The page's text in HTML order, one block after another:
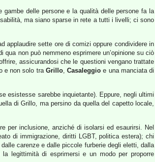
gambe delle persone e la qualità delle persone fa la
ma siano sparse in rete a tutti i livelli; ci sono
applaudire sette ore di comizi oppure condividere in
non può nemmeno esprimere un’opinione su ciò
assicurandosi che le questioni vengano trattate
e non solo tra Grillo,Casaleggio e una manciata di
esistesse sarebbe inquietante). Eppure, negli ultimi
di Grillo, ma persino da quella del capetto locale,
per inclusione, anziché di isolarsi ed esaurirsi. Nel
di immigrazione, diritti LGBT, politica estera); chi
carenze e dalle piccole furberie degli eletti, dalla
legittimità di esprimersi e un modo per proporre